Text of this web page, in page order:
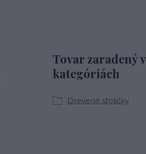
Tovar zaradený v
kategóriách
Drevené stoličky